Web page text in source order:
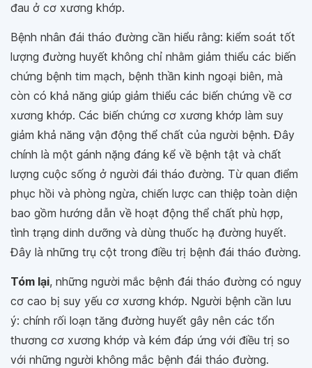
đau ở cơ xương khớp.
Bệnh nhân đái tháo đường cần hiểu rằng: kiểm soát tốt
lượng đường huyết không chỉ nhằm giảm thiểu các biến
chứng bệnh tim mạch, bệnh thần kinh ngoại biên, mà
còn có khả năng giúp giảm thiểu các biến chứng về cơ
xương khớp. Các biến chứng cơ xương khớp làm suy
giảm khả năng vận động thể chất của người bệnh. Đây
chính là một gánh nặng đáng kể về bệnh tật và chất
lượng cuộc sống ở người đái tháo đường. Từ quan điểm
phục hồi và phòng ngừa, chiến lược can thiệp toàn diện
bao gồm hướng dẫn về hoạt động thể chất phù hợp,
tình trạng dinh dưỡng và dùng thuốc hạ đường huyết.
Đây là những trụ cột trong điều trị bệnh đái tháo đường.
Tóm lại, những người mắc bệnh đái tháo đường có nguy
cơ cao bị suy yếu cơ xương khớp. Người bệnh cần lưu
ý: chính rối loạn tăng đường huyết gây nên các tổn
thương cơ xương khớp và kém đáp ứng với điều trị so
với những người không mắc bệnh đái tháo đường.